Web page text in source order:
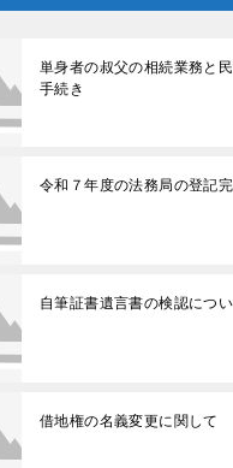
単身者の叔父の相続業務と
手続き
令和７年度の法務局の登記
自筆証書遺言書の検認につ
借地権の名義変更に関して